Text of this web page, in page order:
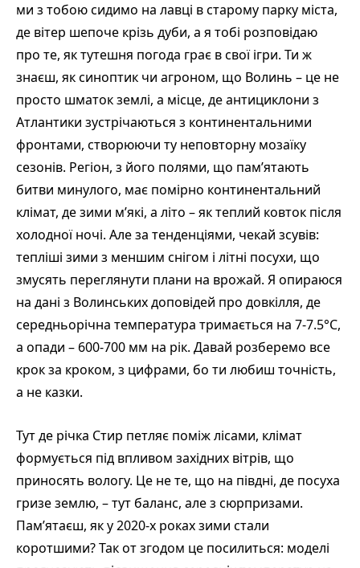
ми з тобою сидимо на лавці в старому парку міста,
де вітер шепоче крізь дуби, а я тобі розповідаю
про те, як тутешня погода грає в свої ігри. Ти ж
знаєш, як синоптик чи агроном, що Волинь – це не
просто шматок землі, а місце, де антициклони з
Атлантики зустрічаються з континентальними
фронтами, створюючи ту неповторну мозаїку
сезонів. Регіон, з його полями, що пам’ятають
битви минулого, має помірно континентальний
клімат, де зими м’які, а літо – як теплий ковток після
холодної ночі. Але за тенденціями, чекай зсувів:
тепліші зими з меншим снігом і літні посухи, що
змусять переглянути плани на врожай. Я опираюся
на дані з Волинських доповідей про довкілля, де
середньорічна температура тримається на 7-7.5°C,
а опади – 600-700 мм на рік. Давай розберемо все
крок за кроком, з цифрами, бо ти любиш точність,
а не казки.
Тут де річка Стир петляє поміж лісами, клімат
формується під впливом західних вітрів, що
приносять вологу. Це не те, що на півдні, де посуха
гризе землю, – тут баланс, але з сюрпризами.
Пам’ятаєш, як у 2020-х роках зими стали
коротшими? Так от згодом це посилиться: моделі